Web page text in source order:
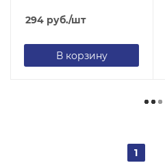
294 руб./шт
В корзину
1